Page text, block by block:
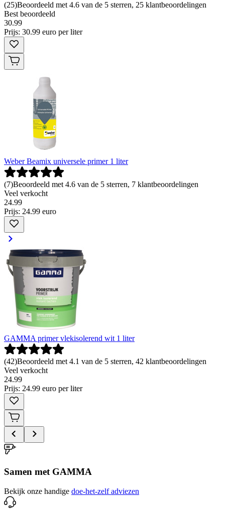
(25)Beoordeeld met 4.6 van de 5 sterren, 25 klantbeoordelingen
Best beoordeeld
30.99
Prijs: 30.99 euro per liter
Weber Beamix universele primer 1 liter
(7)Beoordeeld met 4.6 van de 5 sterren, 7 klantbeoordelingen
Veel verkocht
24.99
Prijs: 24.99 euro
GAMMA primer vlekisolerend wit 1 liter
(42)Beoordeeld met 4.1 van de 5 sterren, 42 klantbeoordelingen
Veel verkocht
24.99
Prijs: 24.99 euro per liter
Samen met GAMMA
Bekijk onze handige doe-het-zelf adviezen